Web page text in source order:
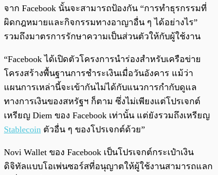
จาก Facebook นั้นจะสามารถป้องกัน “การทำธุรกรรมที่
ผิดกฎหมายและกิจกรรมทางอาญาอื่น ๆ ได้อย่างไร”
รวมถึงมาตรการรักษาความเป็นส่วนตัวให้กับผู้ใช้งาน
“Facebook ได้เปิดตัวโครงการนำร่องสำหรับเครือข่าย
โครงสร้างพื้นฐานการชำระเงินเมื่อวันอังคาร แม้ว่า
แผนการเหล่านี้จะเข้ากันไม่ได้กับแนวการกำกับดูแล
ทางการเงินของสหรัฐฯ ก็ตาม ซึ่งไม่เพียงแต่โปรเจกต์
เหรียญ Diem ของ Facebook เท่านั้น แต่ยังรวมถึงเหรียญ
Stablecoin ตัวอื่น ๆ ของโปรเจกต์ด้วย”
Novi Wallet ของ Facebook เป็นโปรเจกต์กระเป๋าเงิน
ดิจิทัลแบบโอเพ่นซอร์สที่อนุญาตให้ผู้ใช้งานสามารถแลก